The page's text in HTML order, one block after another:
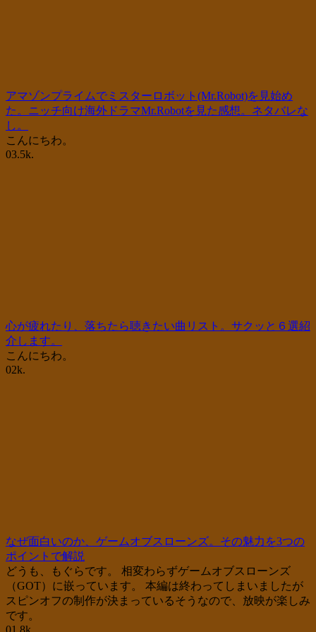
アマゾンプライムでミスターロボット(Mr.Robot)を見始め
た。ニッチ向け海外ドラマMr.Robotを見た感想。ネタバレな
し。
こんにちわ。
03.5k.
心が疲れたり、落ちたら聴きたい曲リスト。サクッと６選紹
介します。
こんにちわ。
02k.
なぜ面白いのか、ゲームオブスローンズ。その魅力を3つの
ポイントで解説
どうも、もぐらです。 相変わらずゲームオブスローンズ
（GOT）に嵌っています。 本編は終わってしまいましたが
スピンオフの制作が決まっているそうなので、放映が楽しみ
です。
01.8k.